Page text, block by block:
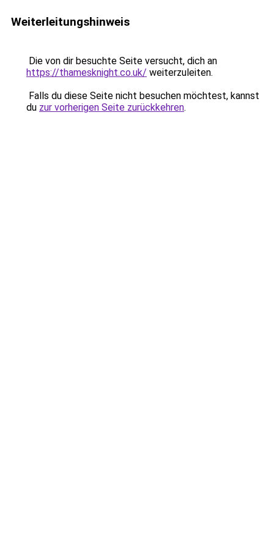
Weiterleitungshinweis
Die von dir besuchte Seite versucht, dich an
https://thamesknight.co.uk/ weiterzuleiten.
Falls du diese Seite nicht besuchen möchtest, kannst
du zur vorherigen Seite zurückkehren.